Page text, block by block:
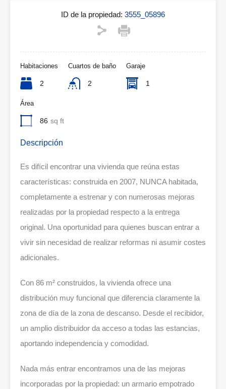
ID de la propiedad: 3555_05896
Habitaciones
2
Cuartos de baño
2
Garaje
1
Área
86 sq ft
Descripción
Es difícil encontrar una vivienda que reúna estas
características: construida en 2007, NUNCA habitada,
completamente a estrenar y con numerosas mejoras
realizadas por la propiedad respecto a la entrega
original. Una oportunidad para quienes buscan entrar a
vivir sin necesidad de realizar reformas ni asumir costes
adicionales.
Con 86 m² construidos, la vivienda ofrece una
distribución muy funcional que diferencia claramente la
zona de día de la zona de descanso. Desde el recibidor,
un amplio distribuidor da acceso a todas las estancias,
aportando independencia y comodidad.
Nada más entrar encontramos una de las mejoras
incorporadas por la propiedad: un armario empotrado